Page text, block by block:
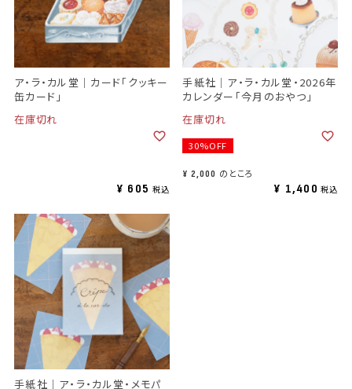
ア・ラ・カル堂｜カード「クッキー
缶カード」
在庫切れ
¥ 605 税込
手紙社｜ア・ラ・カル堂・2026年
カレンダー「今月のおやつ」
在庫切れ
30%OFF
¥ 2,000 のところ
¥ 1,400 税込
手紙社｜ア・ラ・カル堂・メモパ